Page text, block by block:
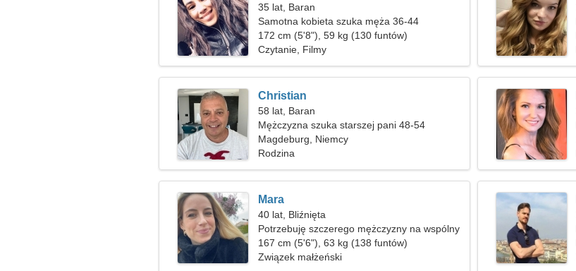
35 lat, Baran
Samotna kobieta szuka męża 36-44
172 cm (5'8"), 59 kg (130 funtów)
Czytanie, Filmy
Christian
58 lat, Baran
Mężczyzna szuka starszej pani 48-54
Magdeburg, Niemcy
Rodzina
Mara
40 lat, Bliźnięta
Potrzebuję szczerego mężczyzny na wspólny
spacer
167 cm (5'6"), 63 kg (138 funtów)
Związek małżeński